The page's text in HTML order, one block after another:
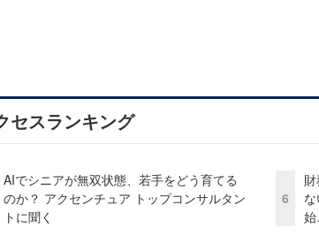
セスランキング
AIでシニアが無双状態、若手をどう育てる
のか？ アクセンチュア トップコンサルタン
トに聞く
6